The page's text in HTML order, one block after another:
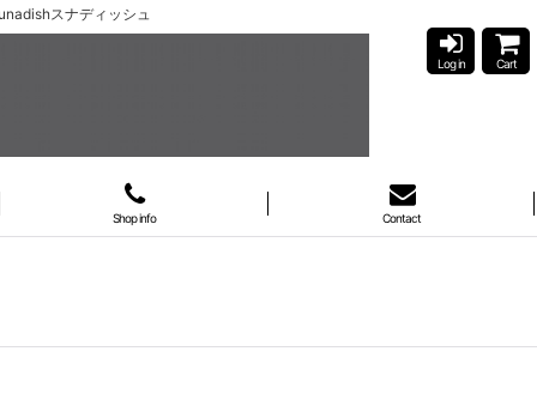
スナディッシュ
Log in Cart
Shop info Contact